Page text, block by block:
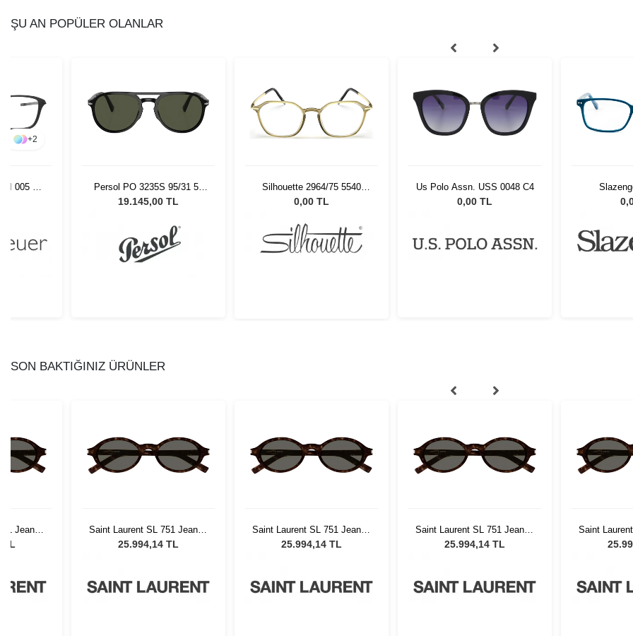
ŞU AN POPÜLER OLANLAR
+2
005 54
Persol PO 3235S 95/31 55
Unisex Güneş Gözlüğü
19.145,00 TL
Silhouette 2964/75 5540
50/18
0,00 TL
Us Polo Assn. USS 0048 C4
0,00 TL
SON BAKTIĞINIZ ÜRÜNLER
Jeanne
TL
Saint Laurent SL 751 Jeanne
002
25.994,14 TL
Saint Laurent SL 751 Jeanne
002
25.994,14 TL
Saint Laurent SL 751 Jeanne
002
25.994,14 TL
Saint